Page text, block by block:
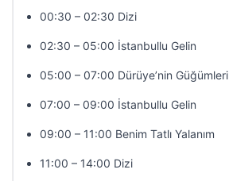
00:30 – 02:30 Dizi
02:30 – 05:00 İstanbullu Gelin
05:00 – 07:00 Dürüye’nin Güğümleri
07:00 – 09:00 İstanbullu Gelin
09:00 – 11:00 Benim Tatlı Yalanım
11:00 – 14:00 Dizi